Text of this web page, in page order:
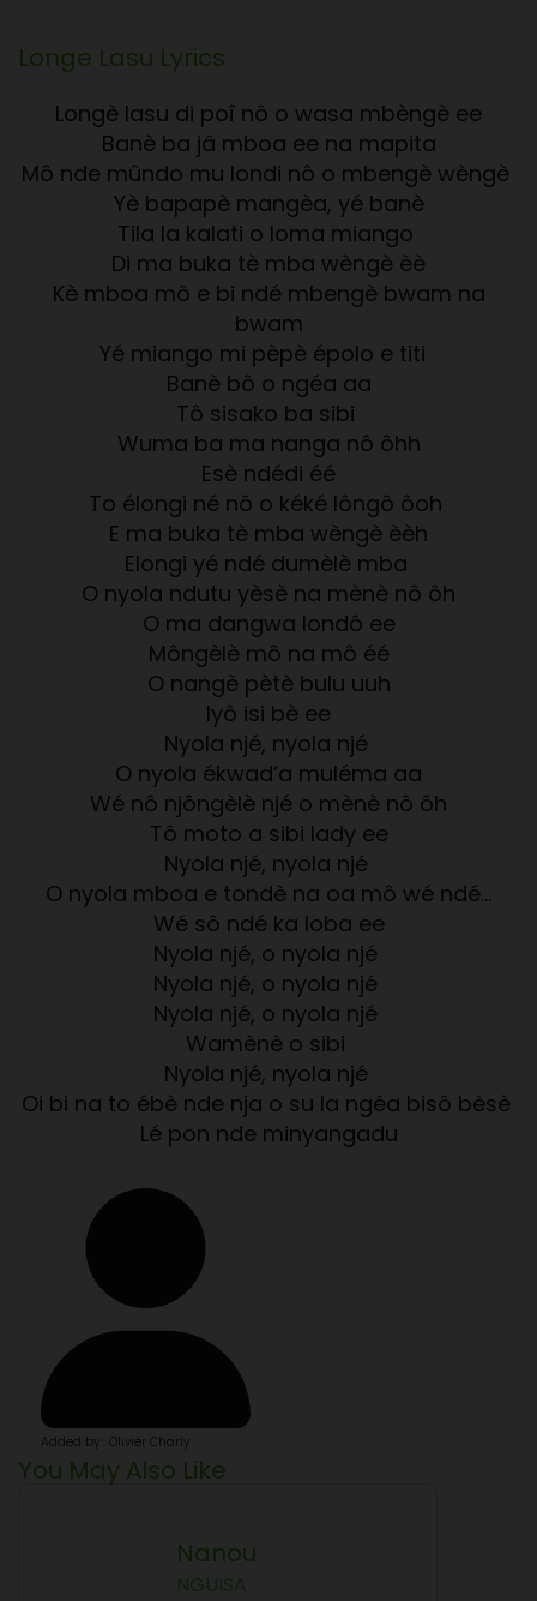
Longe Lasu Lyrics
Longè lasu di poî nô o wasa mbèngè ee
Banè ba jâ mboa ee na mapita
Mô nde mûndo mu londi nô o mbengè wèngè
Yè bapapè mangèa, yé banè
Tila la kalati o loma miango
Di ma buka tè mba wèngè èè
Kè mboa mô e bi ndé mbengè bwam na
bwam
Yé miango mi pèpè épolo e titi
Banè bô o ngéa aa
Tô sisako ba sibi
Wuma ba ma nanga nô ôhh
Esè ndédi éé
To élongi né nô o kéké lôngô ôoh
E ma buka tè mba wèngè èèh
Elongi yé ndé dumèlè mba
O nyola ndutu yèsè na mènè nô ôh
O ma dangwa londô ee
Môngèlè mô na mô éé
O nangè pètè bulu uuh
Iyô isi bè ee
Nyola njé, nyola njé
O nyola ékwad’a muléma aa
Wé nô njôngèlè njé o mènè nô ôh
Tô moto a sibi lady ee
Nyola njé, nyola njé
O nyola mboa e tondè na oa mô wé ndé…
Wé sô ndé ka loba ee
Nyola njé, o nyola njé
Nyola njé, o nyola njé
Nyola njé, o nyola njé
Wamènè o sibi
Nyola njé, nyola njé
Oi bi na to ébè nde nja o su la ngéa bisô bèsè
Lé pon nde minyangadu
Added by : Olivier Charly
You May Also Like
Nanou